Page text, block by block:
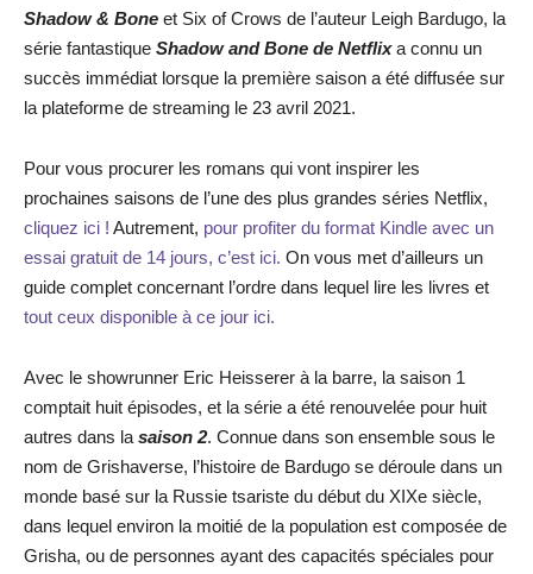
Shadow & Bone et Six of Crows de l’auteur Leigh Bardugo, la
série fantastique Shadow and Bone de Netflixa connu un
succès immédiat lorsque la première saison a été diffusée sur
la plateforme de streaming le 23 avril 2021.
Pour vous procurer les romans qui vont inspirer les
prochaines saisons de l’une des plus grandes séries Netflix,
cliquez ici ! Autrement, pour profiter du format Kindle avec un
essai gratuit de 14 jours, c’est ici. On vous met d’ailleurs un
guide complet concernant l’ordre dans lequel lire les livres et
tout ceux disponible à ce jour ici.
Avec le showrunner Eric Heisserer à la barre, la saison 1
comptait huit épisodes, et la série a été renouvelée pour huit
autres dans la saison 2. Connue dans son ensemble sous le
nom de Grishaverse, l’histoire de Bardugo se déroule dans un
monde basé sur la Russie tsariste du début du XIXe siècle,
dans lequel environ la moitié de la population est composée de
Grisha, ou de personnes ayant des capacités spéciales pour